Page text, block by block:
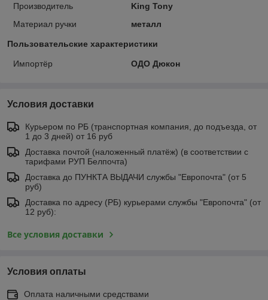
Производитель
King Tony
Материал ручки
металл
Пользовательские характеристики
Импортёр ОДО Дюкон
Условия доставки
Курьером по РБ (транспортная компания, до подъезда, от
1 до 3 дней) от 16 руб
Доставка почтой (наложенный платёж) (в соответствии с
тарифами РУП Белпочта)
Доставка до ПУНКТА ВЫДАЧИ службы "Европочта" (от 5
руб)
Доставка по адресу (РБ) курьерами службы "Европочта" (от
12 руб):
Все условия доставки
Условия оплаты
Оплата наличными средствами